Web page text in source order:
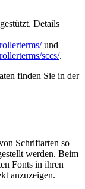
Details
und
sccs/.
finden Sie in der
Schriftarten so
werden. Beim
Fonts in ihren
anzuzeigen.